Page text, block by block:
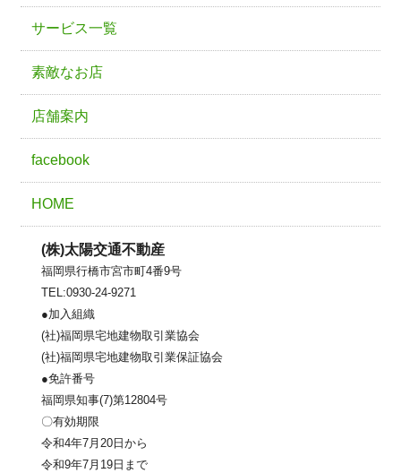
サービス一覧
素敵なお店
店舗案内
facebook
HOME
(株)太陽交通不動産
福岡県行橋市宮市町4番9号
TEL:0930-24-9271
●加入組織
(社)福岡県宅地建物取引業協会
(社)福岡県宅地建物取引業保証協会
●免許番号
福岡県知事(7)第12804号
〇有効期限
令和4年7月20日から
令和9年7月19日まで